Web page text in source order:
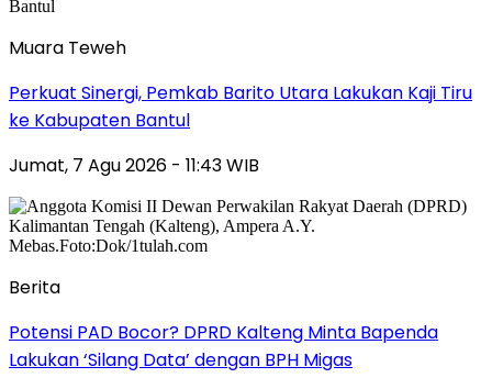
Muara Teweh
Perkuat Sinergi, Pemkab Barito Utara Lakukan Kaji Tiru
ke Kabupaten Bantul
Jumat, 7 Agu 2026 - 11:43 WIB
Berita
Potensi PAD Bocor? DPRD Kalteng Minta Bapenda
Lakukan ‘Silang Data’ dengan BPH Migas